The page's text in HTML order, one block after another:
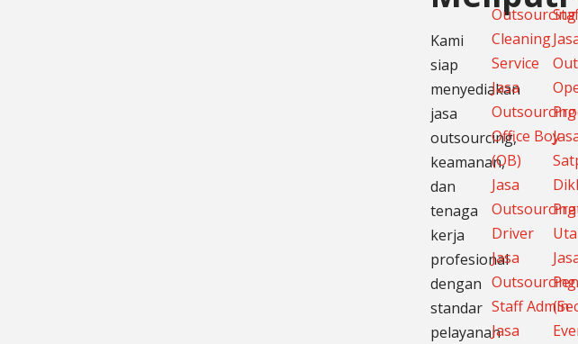
Kami
siap
menyediakan
jasa
outsourcing,
keamanan,
dan
tenaga
kerja
profesional
dengan
standar
pelayanan
Outsourcing
Cleaning
Service
Jasa
Outsourcing
Office Boy
(OB)
Jasa
Outsourcing
Driver
Jasa
Outsourcing
Staff Admin
Jasa